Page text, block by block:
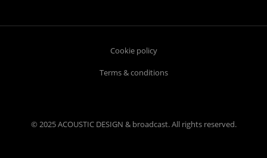
© 2025 ACOUSTIC DESIGN & broadcast. All rights reserved.
Cookie policy
Terms & conditions